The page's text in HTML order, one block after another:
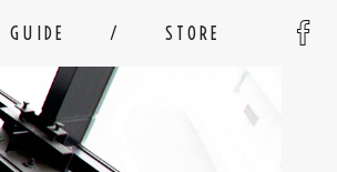
GUIDE STORE